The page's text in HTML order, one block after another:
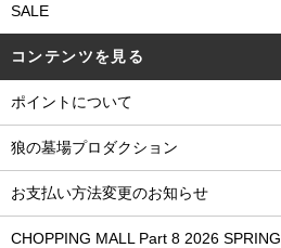
SALE
コンテンツを見る
ポイントについて
狼の墓場プロダクション
お支払い方法変更のお知らせ
CHOPPING MALL Part 8 2026 SPRING